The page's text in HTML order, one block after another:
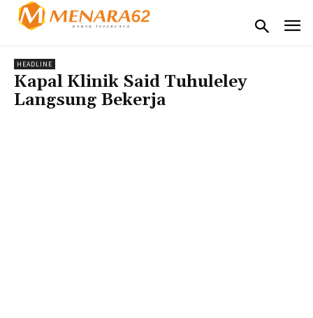
HEADLINE
Kapal Klinik Said Tuhuleley
Langsung Bekerja